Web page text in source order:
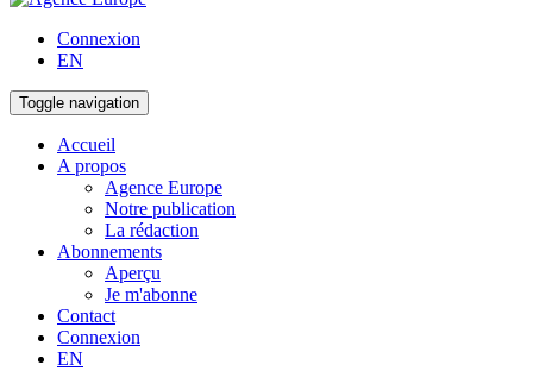
Connexion
EN
Toggle navigation
Accueil
A propos
Agence Europe
Notre publication
La rédaction
Abonnements
Aperçu
Je m'abonne
Contact
Connexion
EN